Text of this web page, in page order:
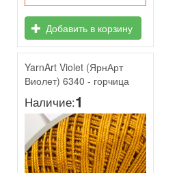
Добавить в корзину
YarnArt Violet (ЯрнАрт
Виолет) 6340 - горчица
Наличие:1